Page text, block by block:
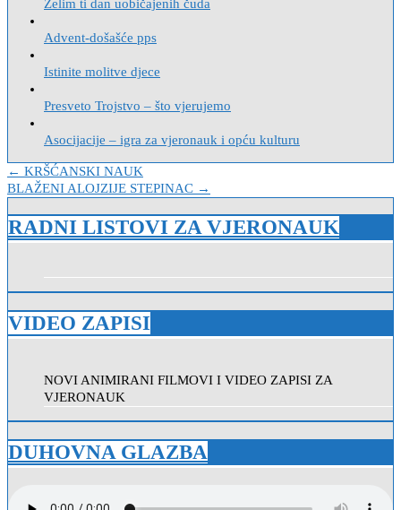
Želim ti dan uobičajenih čuda
Advent-došašće pps
Istinite molitve djece
Presveto Trojstvo – što vjerujemo
Asocijacije – igra za vjeronauk i opću kulturu
Navigacija
objava
← KRŠĆANSKI NAUK
BLAŽENI ALOJZIJE STEPINAC →
RADNI LISTOVI ZA VJERONAUK
VIDEO ZAPISI
NOVI ANIMIRANI FILMOVI I VIDEO ZAPISI ZA
VJERONAUK
DUHOVNA GLAZBA